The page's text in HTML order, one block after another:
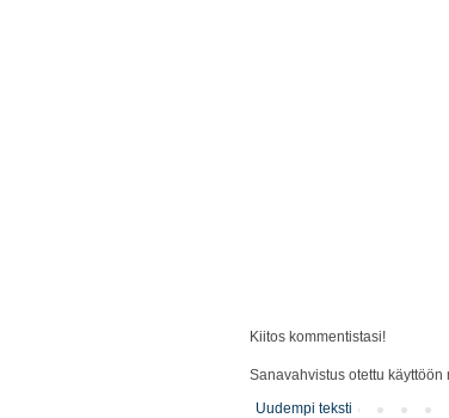
Kiitos kommentistasi!
Sanavahvistus otettu
Uudempi teksti